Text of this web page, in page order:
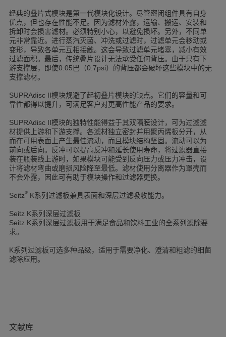
经典的叠片式模块是第一代模块化设计。尽管密闭组件具有自身
优点，但也存在性能不足。因为滤材外露，运输、搬运、安装和
拆卸时会损害滤材。必须特别小心，以避免损坏。另外，不同单
元非常靠近。进行蒸汽灭菌、冲洗或过滤时，过滤单元会移动或
变形，导致各单元互相接触。这会导致过滤单元堵塞，减小有效
过滤面积。最后，传统叠片设计无法承受任何背压。由于只有下
游支撑层，即使0.05巴（0.7psi）的背压都会破坏这些模块中的无
支撑滤材。
SUPRAdisc II模块规避了起初叠片模块的缺点。它们的容量和可
靠性都得以提升，可满足客户对更高性能产品的要求。
SUPRAdisc II模块的独特性能得益于其双隔膜设计，可为过滤滤
材提供上游和下游支撑。各滤材独立密封并用聚丙烯板分开，从
而在可用表面上产生最佳流动，而且模块结构坚固。流动可以为
前向或后向。反冲可以提高反冲和延长使用寿命，将过滤器直接
装在瓶装线上游时，如果模块可能受到反向压力或压力冲击，设
计将滤材弯曲或磨损风险降至最低。滤材使用分离器作为罩壳而
不会外露，因此可有助于模块操作和过滤器更换。
Seitz®K系列过滤板兼具表面和深层过滤吸收能力。
Seitz K系列深层过滤板
Seitz K系列深层过滤板用于满足食品和饮料工业的全系列滤除要
求。
K系列过滤板可选多种品级，适用于需要净化、澄清和粗滤的细菌
滤除应用。
文献库